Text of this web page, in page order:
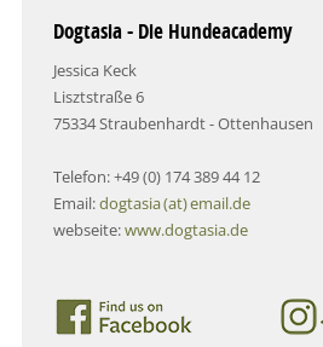
Dogtasia - Die Hundeacademy
Jessica Keck
Lisztstraße 6
75334 Straubenhardt - Ottenhausen
Telefon: +49 (0) 174 389 44 12
Email:dogtasia (at) email.de
webseite:www.dogtasia.de